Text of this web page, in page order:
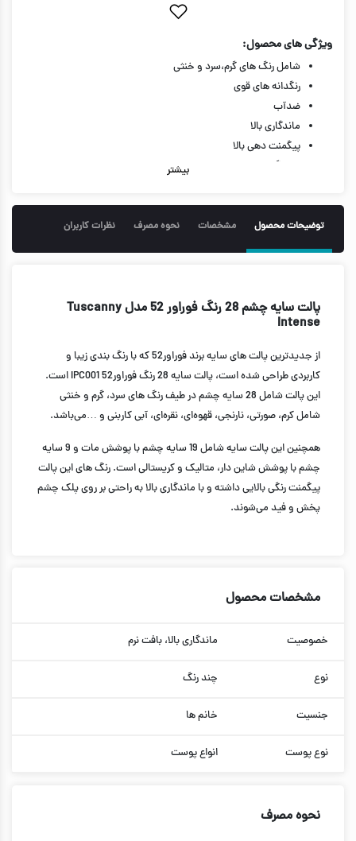
ویژگی های محصول:
شامل رنگ های گرم،سرد و خنثی
رنگدانه های قوی
ضدآب
ماندگاری بالا
پیگمنت دهی بالا
گیاهی
بیشتر
توضیحات محصول مشخصات نحوه مصرف نظرات کاربران
پالت سایه چشم 28 رنگ فوراور 52 مدل Tuscanny
Intense
از جدیدترین پالت های سایه برند فوراور52 که با رنگ بندی زیبا و
کاربردی طراحی شده است، پالت سایه 28 رنگ فوراور52 IPC001 است.
این پالت شامل 28 سایه چشم در طیف رنگ های سرد، گرم و خنثی
شامل کرم، صورتی، نارنجی، قهوه‌ای، نقره‌ای، آبی کاربنی و …می‌باشد.
همچنین این پالت سایه شامل 19 سایه چشم با پوشش مات و 9 سایه
چشم با پوشش شاین دار، متالیک و کریستالی است. رنگ های این پالت
پیگمنت رنگی بالایی داشته و با ماندگاری بالا به راحتی بر روی پلک چشم
پخش و فید می‌شوند.
مشخصات محصول
خصوصیت ماندگاری بالا، بافت نرم
نوع چند رنگ
جنسیت خانم ها
نوع پوست انواع پوست
نحوه مصرف